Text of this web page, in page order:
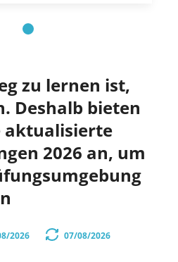
zu lernen ist,
Deshalb bieten
2026 an, um
2026 07/08/2026